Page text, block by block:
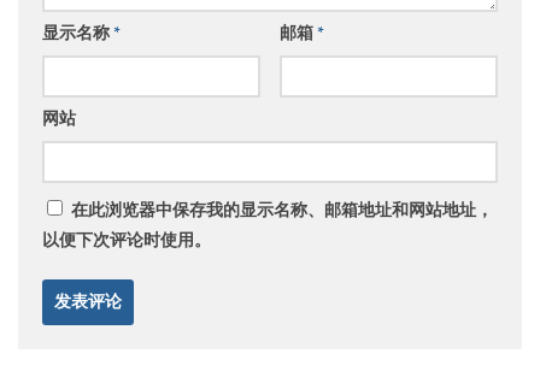
显示名称* 邮箱*
网站
在此浏览器中保存我的显示名称、邮箱地址和网站地址，
以便下次评论时使用。